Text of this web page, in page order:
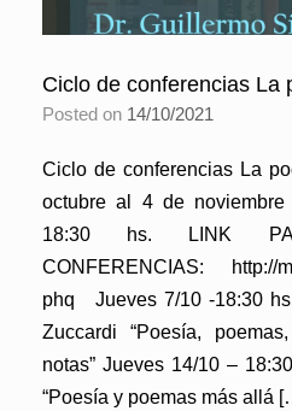
Ciclo de conferencias La
Posted on 14/10/2021
Ciclo de conferencias La
octubre al 4 de
18:30 hs. LINK
CONFERENCIAS: http://
phq Jueves 7/10 -18:30
Zuccardi “Poesía,
notas” Jueves 14/10 –
“Poesía y poemas más allá